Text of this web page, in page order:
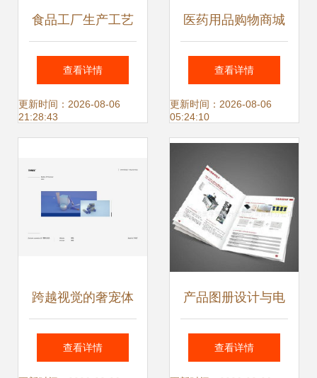
食品工厂生产工艺
设计全流程指南
查看详情
更新时间：2026-08-06
21:28:43
医药用品购物商城
— HTML/CSS 网
站策划与设计
查看详情
更新时间：2026-08-06
05:24:10
跨越视觉的奢宠体
验 Three化妆品移
查看详情
产品图册设计与电
商技术咨询服务 从
查看详情